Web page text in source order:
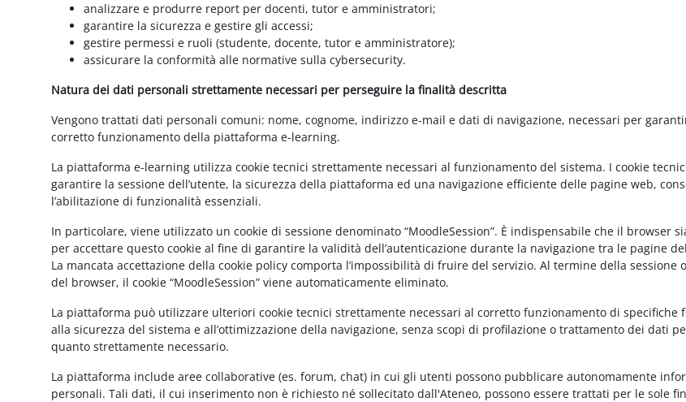
analizzare e produrre report per docenti, tutor e amministratori;
garantire la sicurezza e gestire gli accessi;
gestire permessi e ruoli (studente, docente, tutor e amministratore);
assicurare la conformità alle normative sulla cybersecurity.
Natura dei dati personali strettamente necessari per perseguire la finalità descritta
Vengono trattati dati personali comuni: nome, cognome, indirizzo e-mail e dati di navigazione, necessari per
corretto funzionamento della piattaforma e-learning.
La piattaforma e-learning utilizza cookie tecnici strettamente necessari al funzionamento del sistema. I cookie
garantire la sessione dell’utente, la sicurezza della piattaforma ed una navigazione efficiente delle pagine web,
l’abilitazione di funzionalità essenziali.
In particolare, viene utilizzato un cookie di sessione denominato “MoodleSession”. È indispensabile che il browser
per accettare questo cookie al fine di garantire la validità dell’autenticazione durante la navigazione tra le pagine
La mancata accettazione della cookie policy comporta l’impossibilità di fruire del servizio. Al termine della sessione
del browser, il cookie “MoodleSession” viene automaticamente eliminato.
La piattaforma può utilizzare ulteriori cookie tecnici strettamente necessari al corretto funzionamento di specifiche
alla sicurezza del sistema e all’ottimizzazione della navigazione, senza scopi di profilazione o trattamento dei dati
quanto strettamente necessario.
La piattaforma include aree collaborative (es. forum, chat) in cui gli utenti possono pubblicare autonomamente
personali. Tali dati, il cui inserimento non è richiesto né sollecitato dall'Ateneo, possono essere trattati per le sole